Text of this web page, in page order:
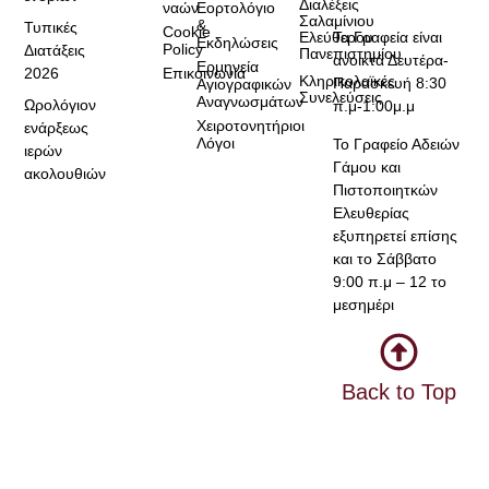
Τα Γραφεία είναι
ανοικτά Δευτέρα-
Παρασκευή 8:30
π.μ-1:00μ.μ
Το Γραφείο Αδειών
Γάμου και
Πιστοποιητκών
Ελευθερίας
εξυπηρετεί επίσης
και το Σάββατο
9:00 π.μ – 12 το
μεσημέρι
Back to Top
ναών
Cookie
Policy
Επικοινωνία
Εορτολόγιο
&
Εκδηλώσεις
Ερμηνεία
Αγιογραφικών
Αναγνωσμάτων
Χειροτονητήριοι
Λόγοι
Τυπικές
Διατάξεις
2026
Ωρολόγιον
ενάρξεως
ιερών
ακολουθιών
Διαλέξεις
Σαλαμίνιου
Ελεύθερου
Πανεπιστημίου
Κληρικολαϊκές
Συνελεύσεις